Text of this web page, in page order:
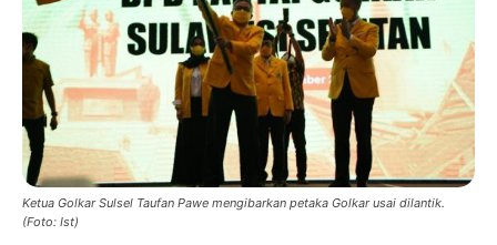
Ketua Golkar Sulsel Taufan Pawe mengibarkan petaka Golkar usai dilantik.
(Foto: Ist)